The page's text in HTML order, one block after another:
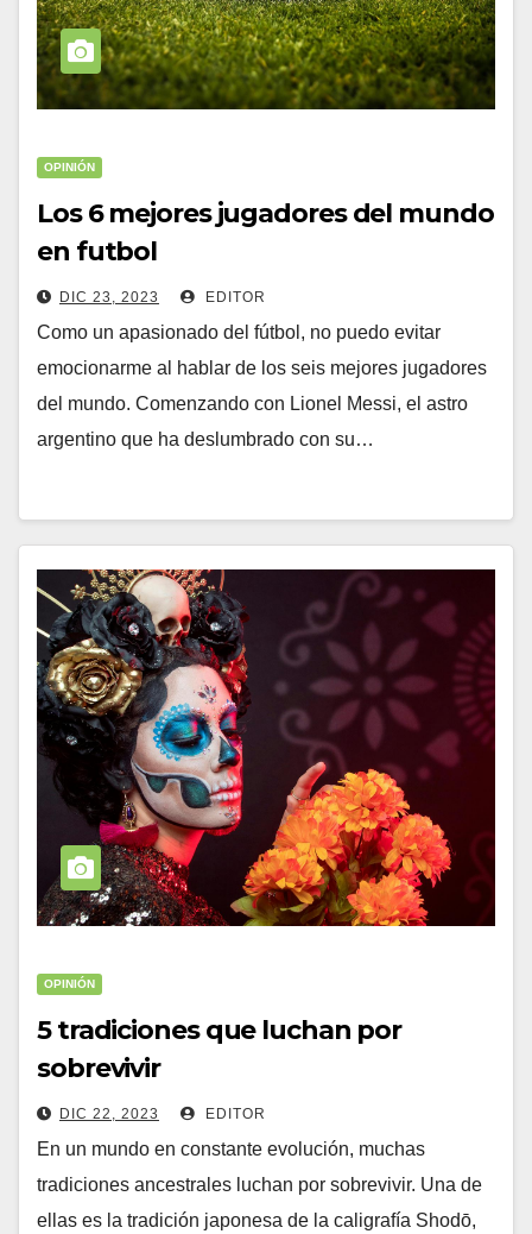
OPINIÓN
Los 6 mejores jugadores del mundo
en futbol
DIC 23, 2023 EDITOR
Como un apasionado del fútbol, no puedo evitar
emocionarme al hablar de los seis mejores jugadores
del mundo. Comenzando con Lionel Messi, el astro
argentino que ha deslumbrado con su…
OPINIÓN
5 tradiciones que luchan por
sobrevivir
DIC 22, 2023 EDITOR
En un mundo en constante evolución, muchas
tradiciones ancestrales luchan por sobrevivir. Una de
ellas es la tradición japonesa de la caligrafía Shodō,